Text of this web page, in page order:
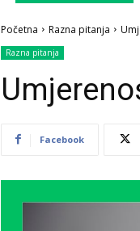
Početna Razna pitanja
Razna pitanja
Facebook